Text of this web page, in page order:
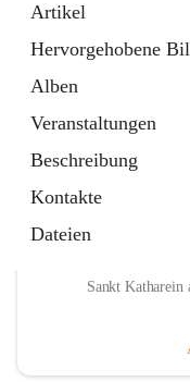
Artikel
Hervorgehobene
Alben
Veranstaltungen
Beschreibung
Kontakte
Dateien
Tab
Abenteuerregion
Artikel
öffnet
in
neuem
Tab
Sankt Katharein